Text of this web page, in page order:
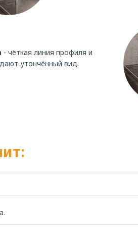
- чёткая линия профиля и
утончённый вид.